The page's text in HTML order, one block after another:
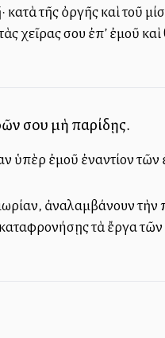
τῆς ὀργῆς καὶ τοῦ
χεῖρας σου ἐπ’ ἐμοῦ
σου μὴ παρίδῃς.
ὑπὲρ ἐμοῦ ἐναντίον
ἀναλαμβάνουν τὴν
καταφρονήσῃς τὰ ἔργα